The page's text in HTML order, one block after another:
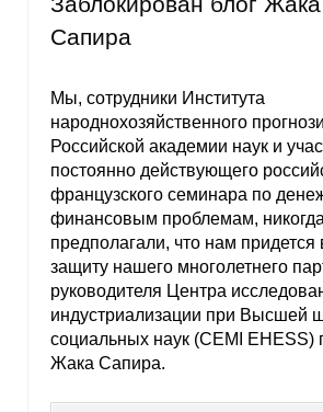
Сапира
Мы, сотрудники Института
народнохозяйственного
Российской академии наук и
постоянно действующего
французского семинара по
финансовым проблемам,
предполагали, что нам придется
защиту нашего многолетнего
руководителя Центра
индустриализации при Высшей
социальных наук (CEMI EHESS)
Жака Сапира.